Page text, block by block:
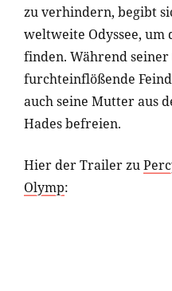
zu verhindern, begibt
weltweite Odyssee,
finden. Während seiner
furchteinflößende
auch seine Mutter aus
Hades befreien.
Hier der Trailer zu
Olymp: